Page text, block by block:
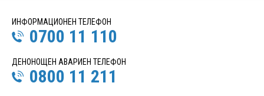
ИНФОРМАЦИОНЕН ТЕЛЕФОН
0700 11 110
ДЕНОНОЩЕН АВАРИЕН ТЕЛЕФОН
0800 11 211